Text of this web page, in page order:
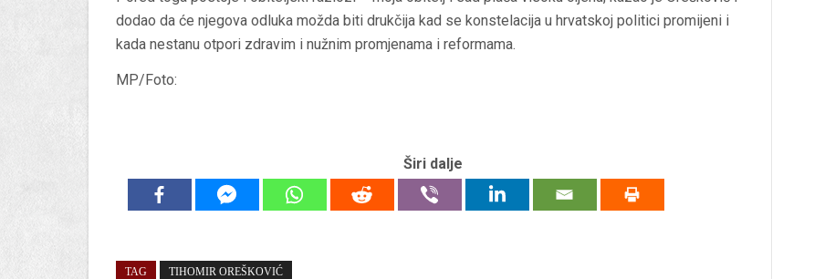
dodao da će njegova odluka možda biti drukčija kad se konstelacija u hrvatskoj politici promijeni i
kada nestanu otpori zdravim i nužnim promjenama i reformama.
MP/Foto:
Širi dalje
TAG TIHOMIR OREŠKOVIĆ